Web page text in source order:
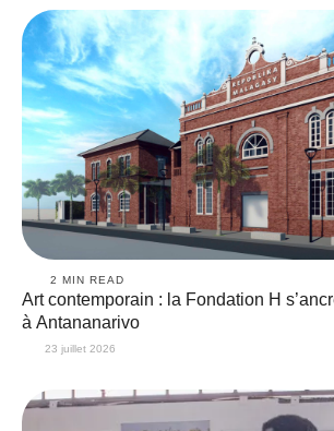
2 MIN READ
Art contemporain : la Fondation H
à Antananarivo
23 juillet 2026